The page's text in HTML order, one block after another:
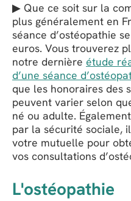
▶ Que ce soit sur la
plus généralement en
séance d’ostéopathie
euros. Vous trouverez
notre dernière étude
d’une séance
que les honoraires des
peuvent varier selon
né ou adulte.
par la sécurité sociale,
votre mutuelle pour
vos consultations
L'ostéopathie